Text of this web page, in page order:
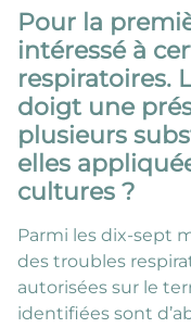
Pour la
intéressé à
respiratoires.
doigt une
plusieurs
elles
cultures ?
Parmi les dix-sept
des troubles
autorisées sur le
identifiées sont